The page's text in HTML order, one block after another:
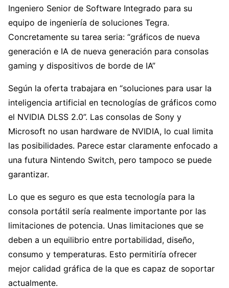
Ingeniero Senior de Software Integrado para su
equipo de ingeniería de soluciones Tegra.
Concretamente su tarea seria: “gráficos de nueva
generación e IA de nueva generación para consolas
gaming y dispositivos de borde de IA”
Según la oferta trabajara en “soluciones para usar la
inteligencia artificial en tecnologías de gráficos como
el NVIDIA DLSS 2.0”. Las consolas de Sony y
Microsoft no usan hardware de NVIDIA, lo cual limita
las posibilidades. Parece estar claramente enfocado a
una futura Nintendo Switch, pero tampoco se puede
garantizar.
Lo que es seguro es que esta tecnología para la
consola portátil sería realmente importante por las
limitaciones de potencia. Unas limitaciones que se
deben a un equilibrio entre portabilidad, diseño,
consumo y temperaturas. Esto permitiría ofrecer
mejor calidad gráfica de la que es capaz de soportar
actualmente.